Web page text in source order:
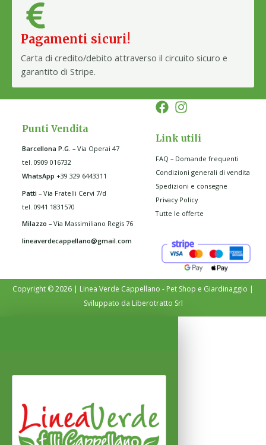
Pagamenti sicuri!
Carta di credito/debito attraverso il circuito sicuro e
garantito di Stripe.
Punti Vendita
Barcellona P.G. – Via Operai 47
tel. 0909 016732
WhatsApp +39 329 6443311
Patti – Via Fratelli Cervi 7/d
tel. 0941 1831570
Milazzo– Via Massimiliano Regis 76
lineaverdecappellano@gmail.com
Link utili
FAQ – Domande frequenti
Condizioni generali di vendita
Spedizioni e consegne
Privacy Policy
Tutte le offerte
Copyright © 2026 | Linea Verde Cappellano - Pet Shop e Giardinaggio |
Sviluppato da Liberotratto Srl